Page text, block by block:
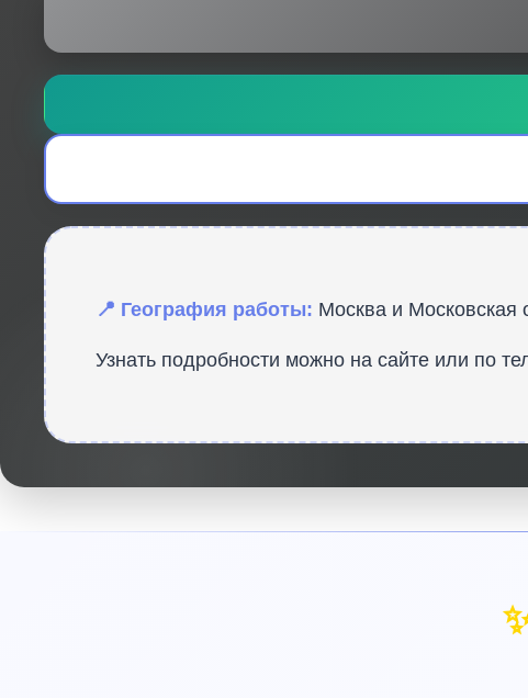
📍 География работы: Москва и Московская
Узнать подробности можно на сайте или по